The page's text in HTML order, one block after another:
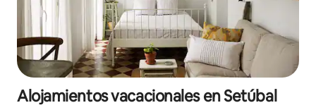
Alojamientos vacacionales en Setúbal